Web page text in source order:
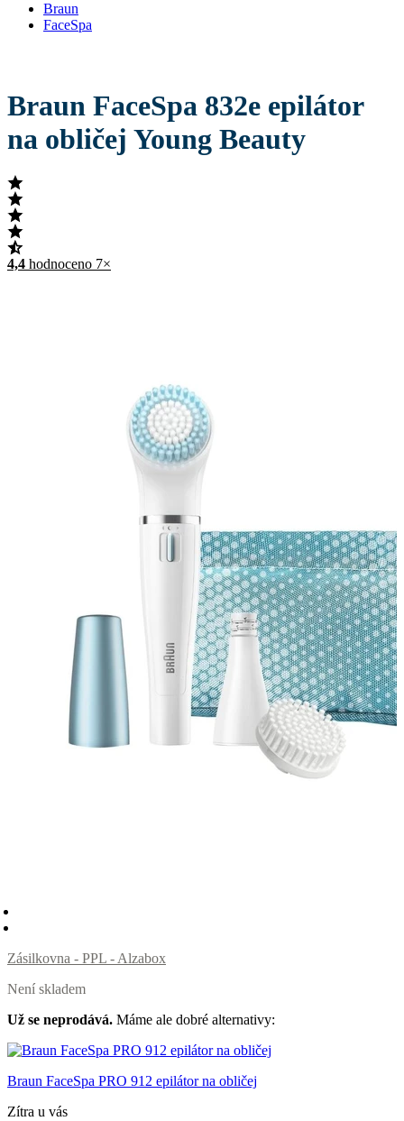
Braun
FaceSpa
Braun FaceSpa 832e epilátor
na obličej Young Beauty
4,4 hodnoceno 7×
Zásilkovna - PPL - Alzabox
Není skladem
Už se neprodává. Máme ale dobré alternativy:
Braun FaceSpa PRO 912 epilátor na obličej
Zítra u vás